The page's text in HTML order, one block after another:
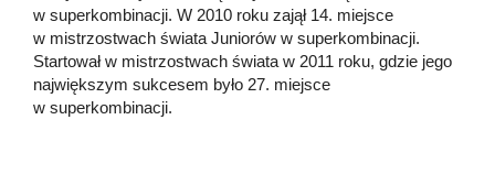
w superkombinacji. W 2010 roku zajął 14. miejsce
w mistrzostwach świata Juniorów w superkombinacji.
Startował w mistrzostwach świata w 2011 roku, gdzie jego
największym sukcesem było 27. miejsce
w superkombinacji.